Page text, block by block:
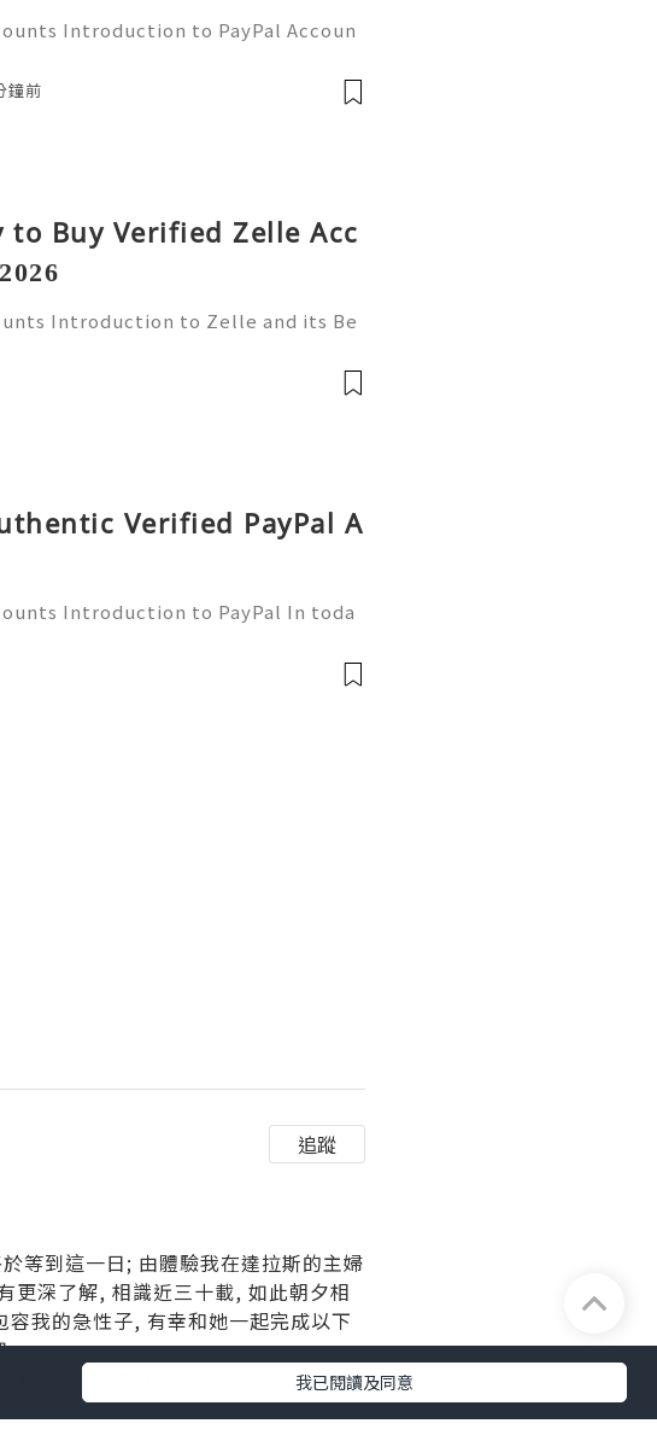
我已閱讀及同意
Introduction to PayPal Accoun
for users worldwide. Whether yo
鐘前
to Buy Verified Zelle Acc
Introduction to Zelle and its Be
has become essential. Enter Zelle—
Verified PayPal A
Introduction to PayPal In toda
out as one of the leading platfor
追蹤
等到這一日; 由體驗我在達拉斯的主婦
更深了解, 相識近三十載, 如此朝夕相
我的急性子, 有幸和她一起完成以下
。
眼濕濕, 阿月是真的來到了...